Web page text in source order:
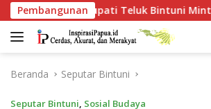
Langsung
ke
konten
Pembangunan
Minta Mess BP Tangguh Ditutup,
Beranda Seputar Bintuni
Seputar Bintuni, Sosial Budaya